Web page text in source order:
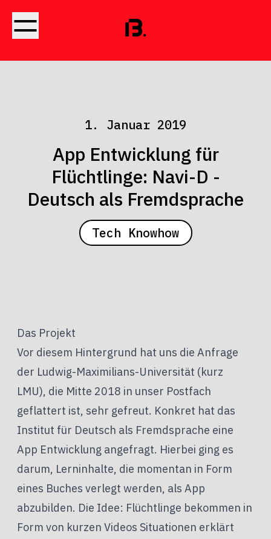
1. Januar 2019
App Entwicklung für
Flüchtlinge: Navi-D -
Deutsch als Fremdsprache
Tech Knowhow
Das Projekt
Vor diesem Hintergrund hat uns die Anfrage
der Ludwig-Maximilians-Universität (kurz
LMU), die Mitte 2018 in unser Postfach
geflattert ist, sehr gefreut. Konkret hat das
Institut für Deutsch als Fremdsprache eine
App Entwicklung angefragt. Hierbei ging es
darum, Lerninhalte, die momentan in Form
eines Buches verlegt werden, als App
abzubilden. Die Idee: Flüchtlinge bekommen in
Form von kurzen Videos Situationen erklärt